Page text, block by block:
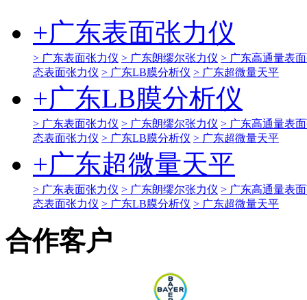
+广东表面张力仪
> 广东表面张力仪 > 广东朗缪尔张力仪 > 广东高通量表
态表面张力仪 > 广东LB膜分析仪 > 广东超微量天平
+广东LB膜分析仪
> 广东表面张力仪 > 广东朗缪尔张力仪 > 广东高通量表
态表面张力仪 > 广东LB膜分析仪 > 广东超微量天平
+广东超微量天平
> 广东表面张力仪 > 广东朗缪尔张力仪 > 广东高通量表
态表面张力仪 > 广东LB膜分析仪 > 广东超微量天平
合作客户